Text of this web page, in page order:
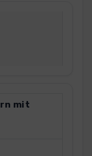
mit